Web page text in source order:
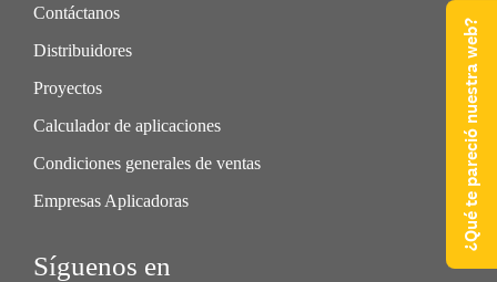
Contáctanos
Distribuidores
Proyectos
Calculador de aplicaciones
Condiciones generales de ventas
Empresas Aplicadoras
Síguenos en
¿Qué te pareció nuestra web?